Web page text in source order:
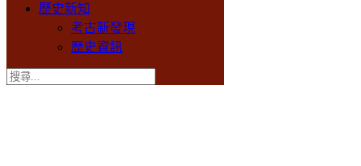
歷史新知
考古新發現
歷史資訊